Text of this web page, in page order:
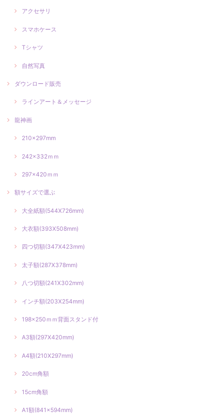
アクセサリ
スマホケース
Tシャツ
自然写真
ダウンロード販売
ラインアート＆メッセージ
龍神画
210×297mm
242×332ｍｍ
297×420ｍｍ
額サイズで選ぶ
大全紙額(544X726mm)
大衣額(393X508mm)
四つ切額(347X423mm)
太子額(287X378mm)
八つ切額(241X302mm)
インチ額(203X254mm)
198×250ｍｍ背面スタンド付
A3額(297X420mm)
A4額(210X297mm)
20cm角額
15cm角額
A1額(841×594mm)